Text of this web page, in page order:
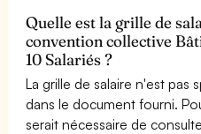
Quelle est la grille de
convention collective
10 Salariés ?
La grille de salaire n'est
dans le document fourni.
serait nécessaire de